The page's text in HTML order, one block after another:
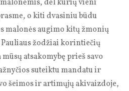
dėl kurių vieni
o kiti dvasiniu būdu
malonės augimo kitų žmonių
Pauliaus žodžiai korintiečių
atsakomybę prieš savo
suteiktu mandatu ir
šeimos ir artimųjų akivaizdoje,